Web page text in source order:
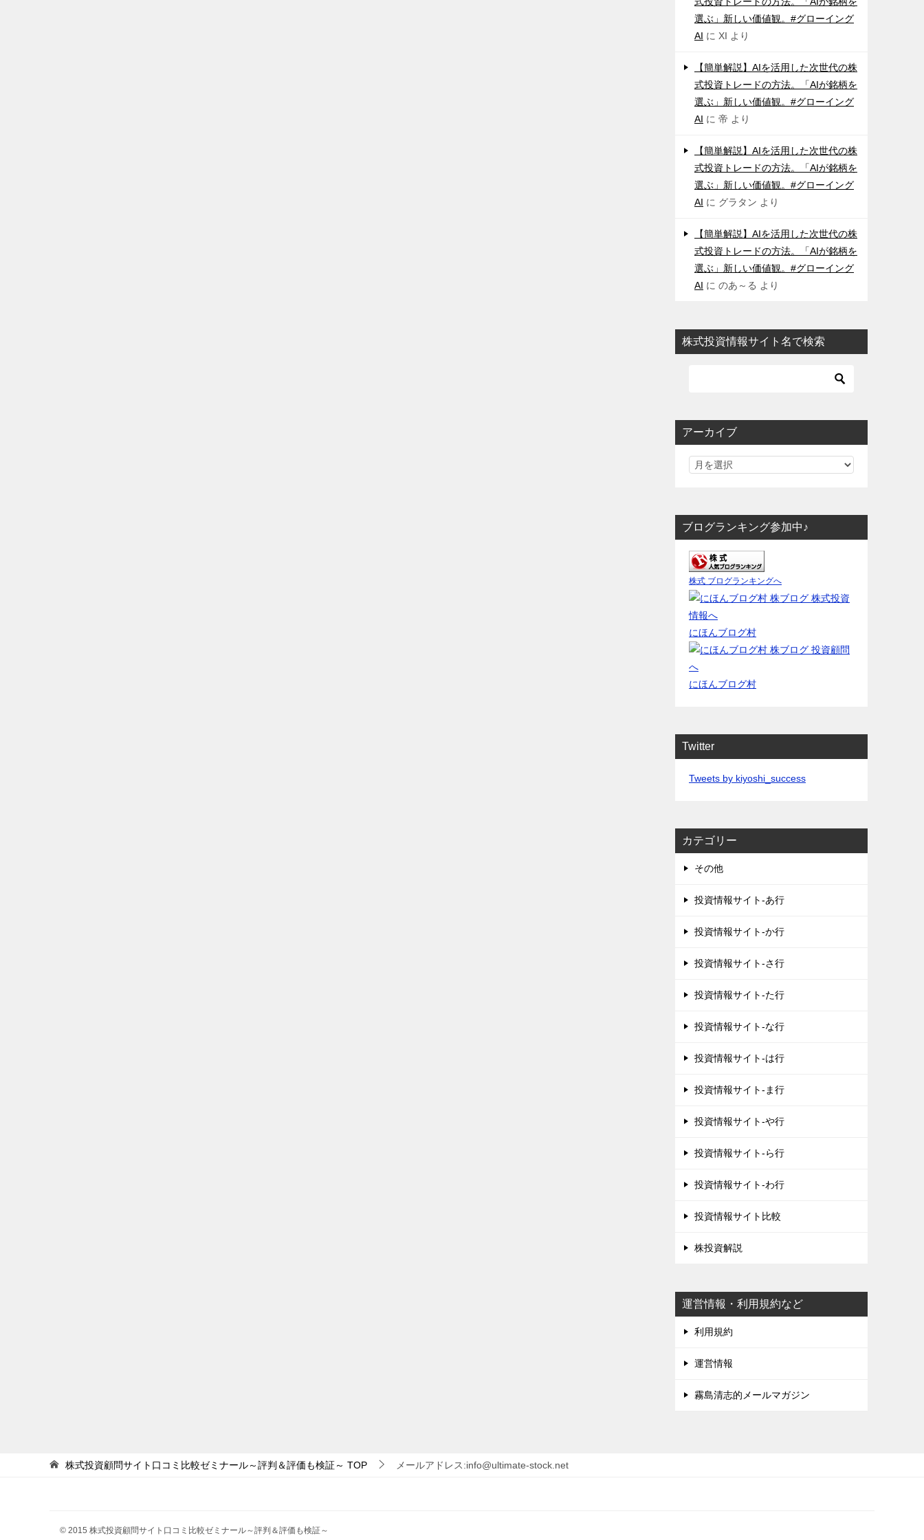
選ぶ」新しい価値観。#グローイング
AI に XI より
【簡単解説】AIを活用した次世代の株
式投資トレードの方法。「AIが銘柄を
選ぶ」新しい価値観。#グローイング
AI に 帝 より
【簡単解説】AIを活用した次世代の株
式投資トレードの方法。「AIが銘柄を
選ぶ」新しい価値観。#グローイング
AI に グラタン より
【簡単解説】AIを活用した次世代の株
式投資トレードの方法。「AIが銘柄を
選ぶ」新しい価値観。#グローイング
AI に のあ～る より
株式投資情報サイト名で検索
アーカイブ
ブログランキング参加中♪
株式 ブログランキングへ
にほんブログ村
にほんブログ村
Twitter
Tweets by kiyoshi_success
カテゴリー
その他
投資情報サイト-あ行
投資情報サイト-か行
投資情報サイト-さ行
投資情報サイト-た行
投資情報サイト-な行
投資情報サイト-は行
投資情報サイト-ま行
投資情報サイト-や行
投資情報サイト-ら行
投資情報サイト-わ行
投資情報サイト比較
株投資解説
運営情報・利用規約など
利用規約
運営情報
霧島清志的メールマガジン
株式投資顧問サイト口コミ比較ゼミナール～評判＆評価も検証～ TOP メールアドレス:info@ultimate-stock.net
© 2015 株式投資顧問サイト口コミ比較ゼミナール～評判＆評価も検証～